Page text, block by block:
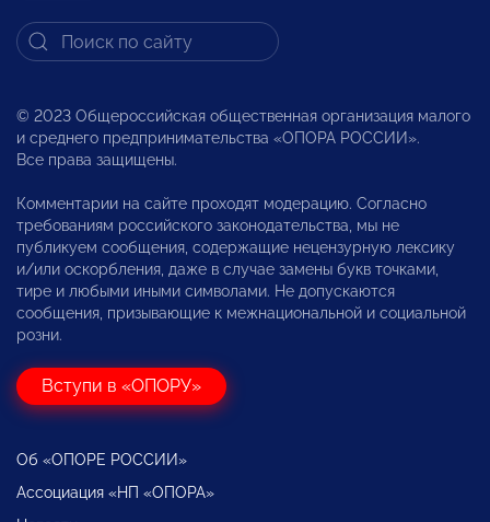
© 2023 Общероссийская общественная организация малого
и среднего предпринимательства «ОПОРА РОССИИ».
Все права защищены.
Комментарии на сайте проходят модерацию. Согласно
требованиям российского законодательства, мы не
публикуем сообщения, содержащие нецензурную лексику
и/или оскорбления, даже в случае замены букв точками,
тире и любыми иными символами. Не допускаются
сообщения, призывающие к межнациональной и социальной
розни.
Вступи в «ОПОРУ»
Об «ОПОРЕ РОССИИ»
Ассоциация «НП «ОПОРА»